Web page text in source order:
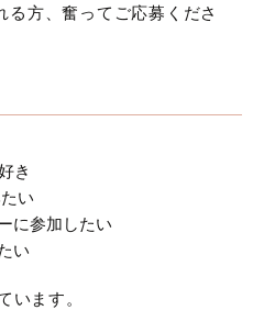
方、奮ってご応募くださ
き
い
に参加したい
い
います。